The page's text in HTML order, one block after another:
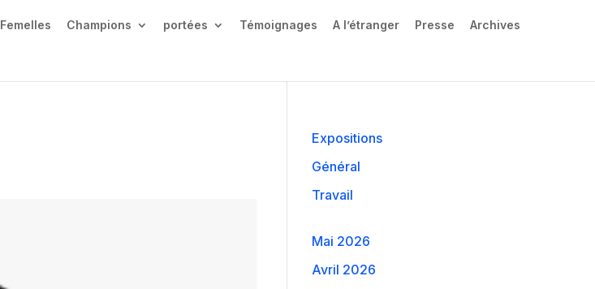
Femelles Champions portées Témoignages A l’étranger Presse Archives
Expositions
Général
Travail
Mai 2026
Avril 2026